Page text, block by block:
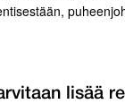
lisää